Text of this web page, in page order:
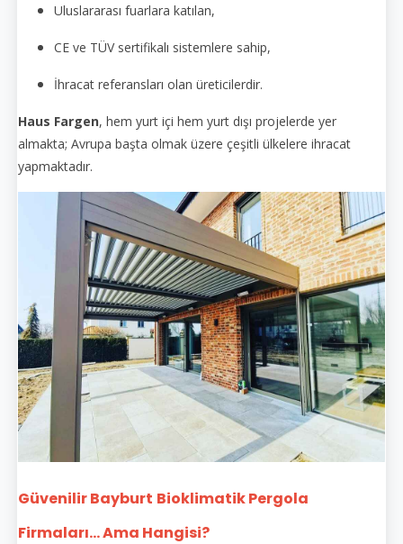
Uluslararası fuarlara katılan,
CE ve TÜV sertifikalı sistemlere sahip,
İhracat referansları olan üreticilerdir.
Haus Fargen, hem yurt içi hem yurt dışı projelerde yer
almakta; Avrupa başta olmak üzere çeşitli ülkelere ihracat
yapmaktadır.
Güvenilir Bayburt Bioklimatik Pergola
Firmaları... Ama Hangisi?